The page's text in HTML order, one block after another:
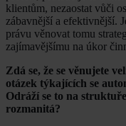
klientům, nezaostat vůči
zábavnější a efektivnější.
právu věnovat tomu
zajímavějšímu na úkor
Zdá se, že se věnujete
otázek týkajících se
Odráží se to na
rozmanitá?